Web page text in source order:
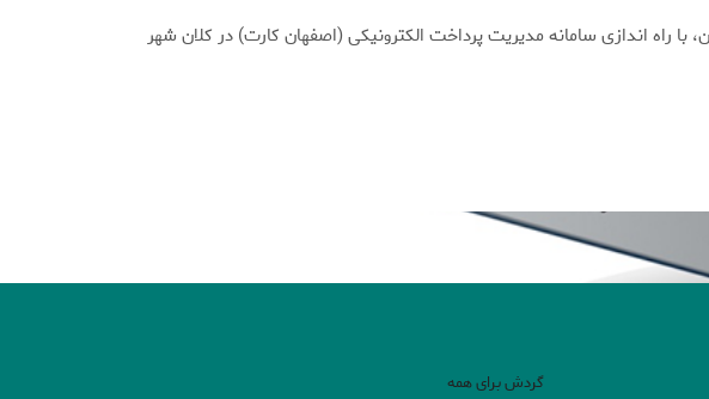
با راه اندازی سامانه مدیریت پرداخت الکترونیکی (اصفهان کارت) در کلان شهر
گردش برای همه